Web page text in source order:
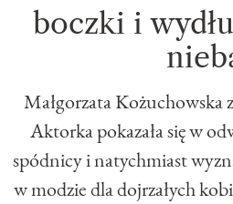
boczki i
Małgorzata Kożuchowska
Aktorka pokazała się w
spódnicy i natychmiast
w modzie dla dojrzałych